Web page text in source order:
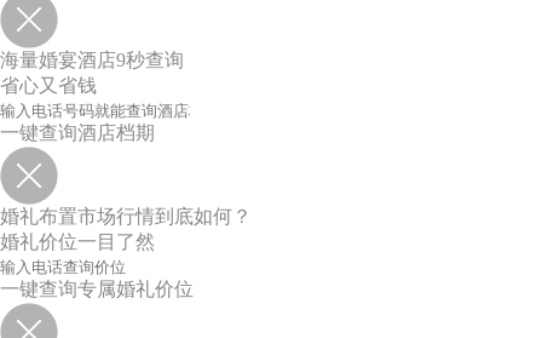
海量婚宴酒店9秒查询
省心又省钱
一键查询酒店档期
婚礼布置市场行情到底如何？
婚礼价位一目了然
一键查询专属婚礼价位